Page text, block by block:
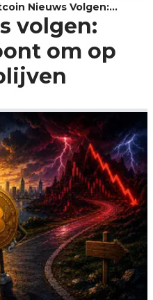
Nieuws Volgen:
Het Loont Om Op De
Te Blijven
volgen:
om op